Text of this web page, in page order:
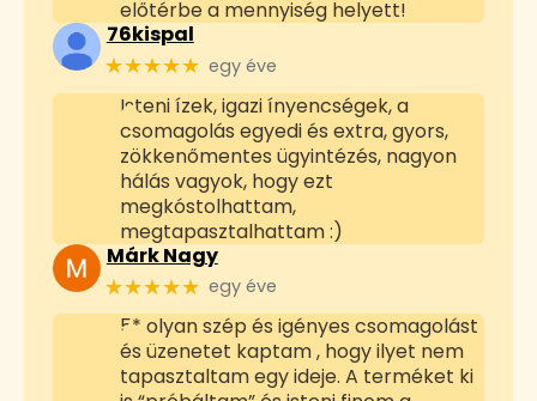
előtérbe a mennyiség helyett!
76kispal
★★★★★ egy éve
Isteni ízek, igazi ínyencségek, a
csomagolás egyedi és extra, gyors,
zökkenőmentes ügyintézés, nagyon
hálás vagyok, hogy ezt
megkóstolhattam,
megtapasztalhattam :)
Márk Nagy
★★★★★ egy éve
5* olyan szép és igényes csomagolást
és üzenetet kaptam , hogy ilyet nem
tapasztaltam egy ideje. A terméket ki